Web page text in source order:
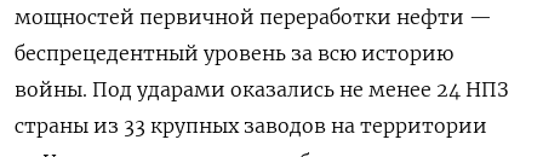
мощностей первичной переработки нефти —
беспрецедентный уровень за всю историю
войны. Под ударами оказались не менее 24 НПЗ
страны из 33 крупных заводов на территории